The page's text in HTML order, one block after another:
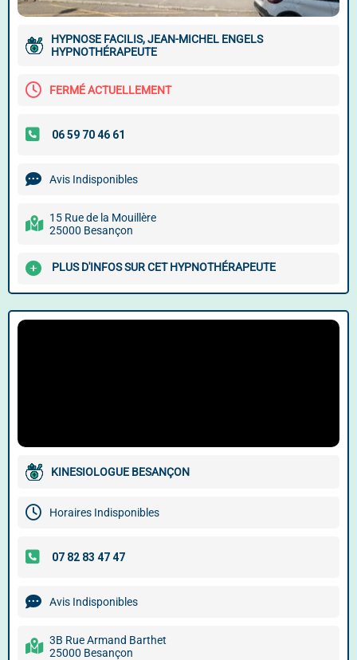
HYPNOSE FACILIS, JEAN-MICHEL ENGELS
HYPNOTHÉRAPEUTE
FERMÉ ACTUELLEMENT
Avis Indisponibles
15 Rue de la Mouillère
25000 Besançon
PLUS D'INFOS SUR CET HYPNOTHÉRAPEUTE
KINESIOLOGUE BESANÇON
Horaires Indisponibles
Avis Indisponibles
3B Rue Armand Barthet
25000 Besançon